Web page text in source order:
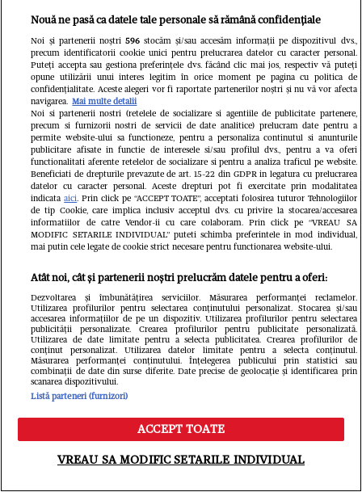
devenit
este
Citește în continuare
Meniu Caută
Nouă ne pasă ca datele tale personale să rămână confidențiale
Noi și partenerii noștri 596stocăm și/sau accesăm informații pe dispozitivul dvs.,
precum identificatorii cookie unici pentru prelucrarea datelor cu caracter personal.
Puteți accepta sau gestiona preferințele dvs. făcând clic mai jos, respectiv vă puteți
opune utilizării unui interes legitim în orice moment pe pagina cu politica de
confidențialitate. Aceste alegeri vor fi raportate partenerilor noștri și nu vă vor afecta
navigarea. Mai multe detalii
Noi si partenerii nostri (retelele de socializare si agentiile de publicitate partenere,
precum si furnizorii nostri de servicii de date analitice) prelucram date pentru a
permite website-ului sa functioneze, pentru a personaliza continutul si anunturile
publicitare afisate in functie de interesele si/sau profilul dvs., pentru a va oferi
functionalitati aferente retelelor de socializare si pentru a analiza traficul pe website.
Beneficiati de drepturile prevazute de art. 15-22 din GDPR in legatura cu prelucrarea
datelor cu caracter personal. Aceste drepturi pot fi exercitate prin modalitatea
indicataaici. Prin click pe “ACCEPT TOATE”, acceptati folosirea tuturor Tehnologiilor
de tip Cookie, care implica inclusiv acceptul dvs. cu privire la stocarea/accesarea
informatiilor de catre Vendor-ii cu care colaboram. Prin click pe “VREAU SA
MODIFIC SETARILE INDIVIDUAL” puteti schimba preferintele in mod individual,
mai putin cele legate de cookie strict necesare pentru functionarea website-ului.
Atât noi, cât și partenerii noștri prelucrăm datele pentru a oferi:
Dezvoltarea și îmbunătățirea serviciilor. Măsurarea performanței reclamelor.
Utilizarea profilurilor pentru selectarea conținutului personalizat. Stocarea și/sau
accesarea informațiilor de pe un dispozitiv. Utilizarea profilurilor pentru selectarea
publicității personalizate. Crearea profilurilor pentru publicitate personalizată.
Utilizarea de date limitate pentru a selecta publicitatea. Crearea profilurilor de
conținut personalizat. Utilizarea datelor limitate pentru a selecta conținutul.
Măsurarea performanței conținutului. Înțelegerea publicului prin statistici sau
combinații de date din surse diferite. Date precise de geolocație și identificarea prin
scanarea dispozitivului.
Listă parteneri (furnizori)
ACCEPT TOATE
VREAU SA MODIFIC SETARILE INDIVIDUAL